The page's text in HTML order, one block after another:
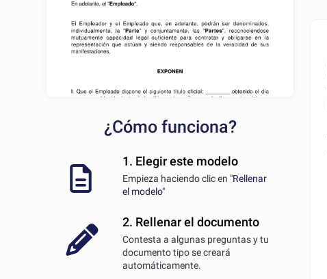
¿Cómo funciona?
1. Elegir este modelo
Empieza haciendo clic en "Rellenar
el modelo"
2. Rellenar el documento
Contesta a algunas preguntas y tu
documento tipo se creará
automáticamente.